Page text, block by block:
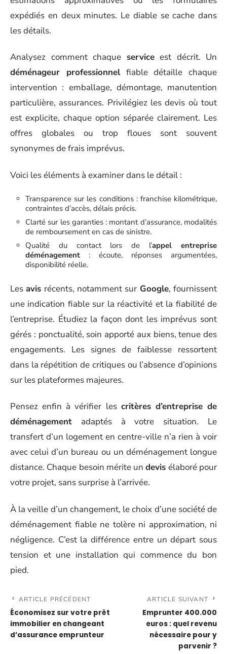
expédiés en deux minutes. Le diable se cache dans
les détails.
Analysez comment chaque serviceest décrit. Un
déménageur professionnelfiable détaille chaque
intervention : emballage, démontage, manutention
particulière, assurances. Privilégiez les devis où tout
est explicite, chaque option séparée clairement. Les
offres globales ou trop floues sont souvent
synonymes de frais imprévus.
Voici les éléments à examiner dans le détail :
Transparence sur les conditions : franchise kilométrique,
contraintes d’accès, délais précis.
Clarté sur les garanties : montant d’assurance, modalités
de remboursement en cas de sinistre.
Qualité du contact lors de l’appel entreprise
déménagement : écoute, réponses argumentées,
disponibilité réelle.
Lesavis récents, notamment sur Google, fournissent
une indication fiable sur la réactivité et la fiabilité de
l’entreprise. Étudiez la façon dont les imprévus sont
gérés : ponctualité, soin apporté aux biens, tenue des
engagements. Les signes de faiblesse ressortent
dans la répétition de critiques ou l’absence d’opinions
sur les plateformes majeures.
Pensez enfin à vérifier les critères d’entreprise de
déménagement adaptés à votre situation. Le
transfert d’un logement en centre-ville n’a rien à voir
avec celui d’un bureau ou un déménagement longue
distance. Chaque besoin mérite undevis élaboré pour
votre projet, sans surprise à l’arrivée.
À la veille d’un changement, le choix d’une société de
déménagement fiable ne tolère ni approximation, ni
négligence. C’est la différence entre un départ sous
tension et une installation qui commence du bon
pied.
ARTICLE PRÉCÉDENT
Économisez sur votre prêt
immobilier en changeant
d’assurance emprunteur
ARTICLE SUIVANT
Emprunter 400.000
euros : quel revenu
nécessaire pour y
parvenir ?